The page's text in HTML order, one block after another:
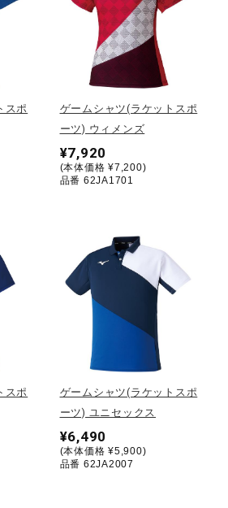
ポーツ
ルグッズ
スリープ
レイン
スポ
ゲームシャツ(ラケットスポ
ーツ) ウィメンズ
¥7,920
(本体価格 ¥7,200)
品番 62JA1701
スポ
ゲームシャツ(ラケットスポ
ーツ) ユニセックス
¥6,490
(本体価格 ¥5,900)
品番 62JA2007